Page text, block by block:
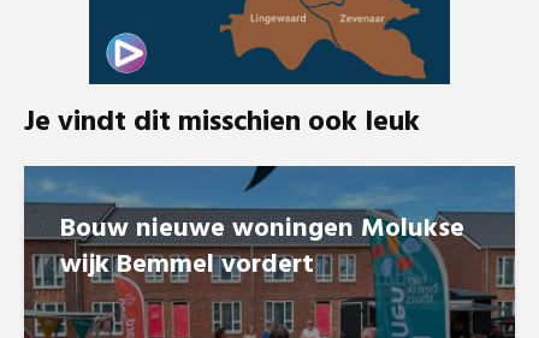
Je vindt dit misschien ook leuk
Bouw nieuwe woningen Molukse
wijk Bemmel vordert